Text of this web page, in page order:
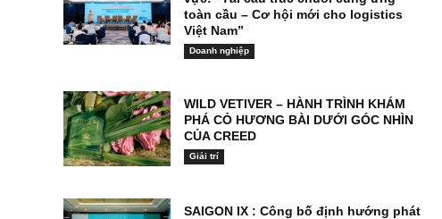
toàn cầu – Cơ hội mới cho logistics
Việt Nam”
Doanh nghiệp
WILD VETIVER – HÀNH TRÌNH KHÁM
PHÁ CỎ HƯƠNG BÀI DƯỚI GÓC NHÌN
CỦA CREED
Giải trí
SAIGON IX : Công bố định hướng phát